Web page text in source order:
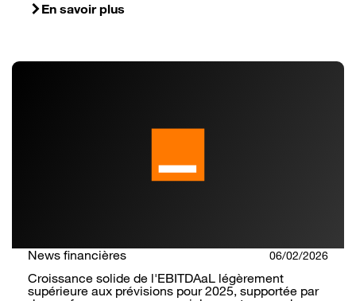
En savoir plus
News financières 06/02/2026
Croissance solide de l'EBITDAaL légèrement
supérieure aux prévisions pour 2025, supportée par